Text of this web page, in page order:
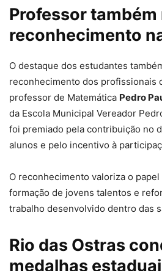
Professor também
reconhecimento
O destaque dos estudantes
reconhecimento dos profissionais
professor de Matemática Pedro
da Escola Municipal Vereador
foi premiado pela contribuição no
alunos e pelo incentivo à
O reconhecimento valoriza o
formação de jovens talentos e
trabalho desenvolvido dentro das
Rio das Ostras
medalhas